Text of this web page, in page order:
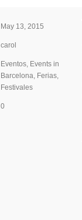
May 13, 2015
carol
Eventos, Events in
Barcelona, Ferias,
Festivales
0